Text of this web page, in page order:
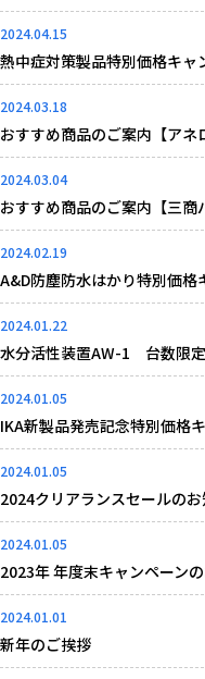
2024.04.15
熱中症対策製品特別価格キャ
2024.03.18
おすすめ商品のご案内【アネ
2024.03.04
おすすめ商品のご案内【三商
2024.02.19
A&D防塵防水はかり特別価格
2024.01.22
水分活性装置AW-1 台数限
2024.01.05
IKA新製品発売記念特別価格
2024.01.05
2024クリアランスセールの
2024.01.05
2023年 年度末キャンペーン
2024.01.01
新年のご挨拶